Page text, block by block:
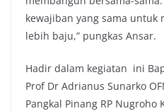
kewajiban yang sama untuk
lebih baju,” pungkas Ansar.
Hadir dalam kegiatan ini
Prof Dr Adrianus Sunarko
Pangkal Pinang RP Nugroho